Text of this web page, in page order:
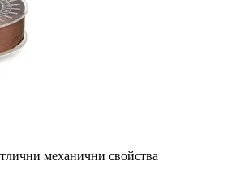
механични свойства